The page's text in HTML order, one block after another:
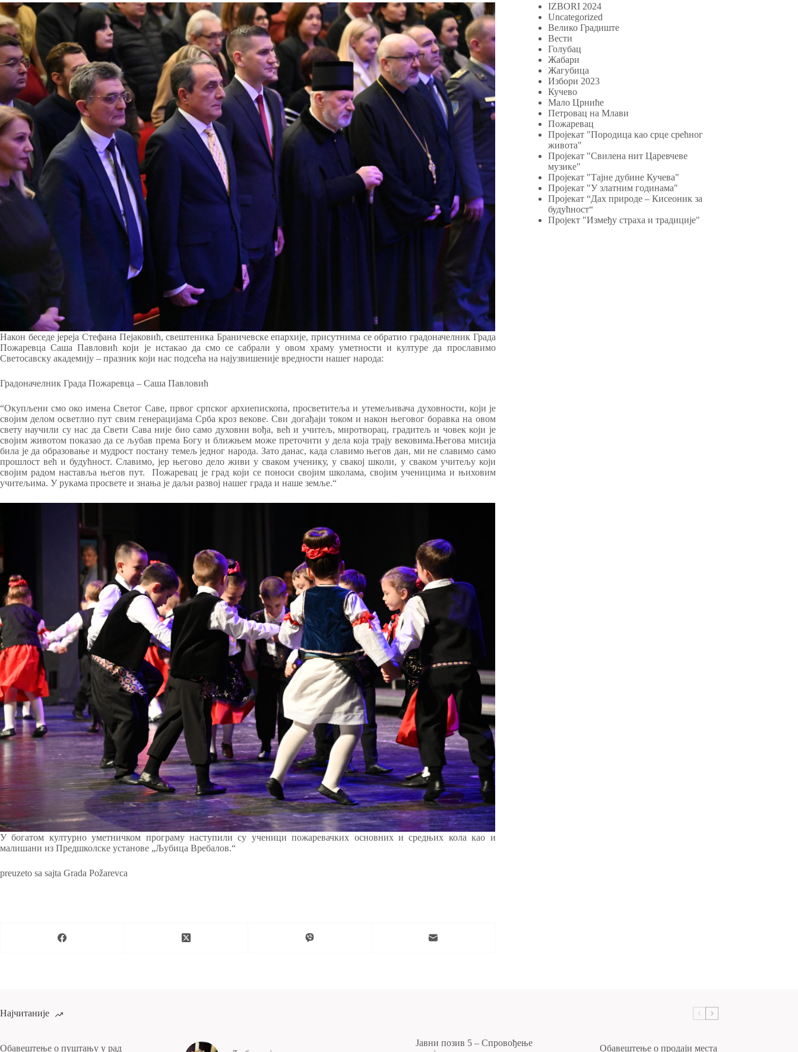
Након беседе јереја Стефана Пејаковић, свештеника Браничевске епархије, присутнима се обратио градоначелник Града
Пожаревца Саша Павловић који је истакао да смо се сабрали у овом храму уметности и културе да прославимо
Светосавску академију – празник који нас подсећа на најузвишеније вредности нашег народа:
Градоначелник Града Пожаревца – Саша Павловић
“Окупљени смо око имена Светог Саве, првог српског архиепископа, просветитеља и утемељивача духовности, који је
својим делом осветлио пут свим генерацијама Срба кроз векове. Сви догађаји током и након његовог боравка на овом
свету научили су нас да Свети Сава није био само духовни вођа, већ и учитељ, миротворац, градитељ и човек који је
својим животом показао да се љубав према Богу и ближњем може преточити у дела која трају вековима.Његова мисија
била је да образовање и мудрост постану темељ једног народа. Зато данас, када славимо његов дан, ми не славимо само
прошлост већ и будућност. Славимо, јер његово дело живи у сваком ученику, у свакој школи, у сваком учитељу који
својим радом наставља његов пут. Пожаревац је град који се поноси својим школама, својим ученицима и њиховим
учитељима. У рукама просвете и знања је даљи развој нашег града и наше земље.“
У богатом културно уметничком програму наступили су ученици пожаревачких основних и средњих кола као и
малишани из Предшколске установе „Љубица Вребалов.“
preuzeto sa sajta Grada Požarevca
IZBORI 2024
Uncategorized
Велико Градиште
Вести
Голубац
Жабари
Жагубица
Избори 2023
Кучево
Мало Црниће
Петровац на Млави
Пожаревац
Пројекат "Породица као срце срећног
живота"
Пројекат "Свилена нит Царевчеве
музике"
Пројекат "Тајне дубине Кучева"
Пројекат "У златним годинама"
Пројекат “Дах природе – Кисеоник за
будућност“
Пројект "Између страха и традиције"
Најчитаније
Обавештење о пуштању у рад
Јавни позив 5 – Спровођење
Обавештење о продаји места